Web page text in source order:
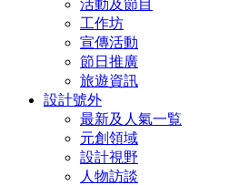
活動及節目
工作坊
宣傳活動
節日推廣
旅遊資訊
設計號外
最新及人氣一覧
元創領域
設計視野
人物訪談